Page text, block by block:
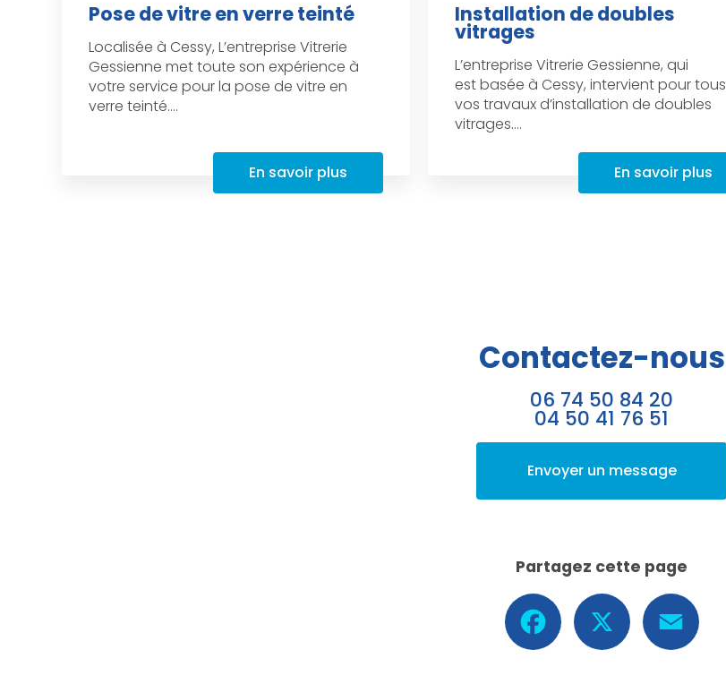
Pose de vitre en verre teinté
Localisée à Cessy, L’entreprise Vitrerie
Gessienne met toute son expérience à
votre service pour la pose de vitre en
verre teinté....
En savoir plus
Installation de doubles
vitrages
L’entreprise Vitrerie Gessienne, qui
est basée à Cessy, intervient pour tous
vos travaux d’installation de doubles
vitrages....
En savoir plus
Contactez-nous
06 74 50 84 20
04 50 41 76 51
Envoyer un message
Partagez cette page
Facebook